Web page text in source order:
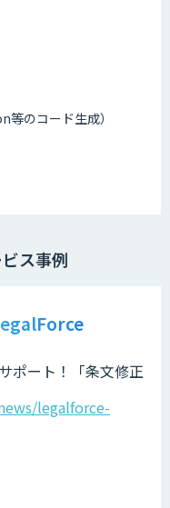
のコード生成）
ス事例
ポート！「条文修正
legalforce-